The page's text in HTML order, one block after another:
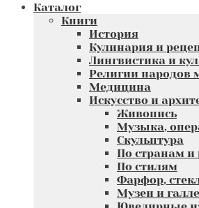
Каталог
Книги
История
Кулинария и
Лингвистика и
Религии народов
Медицина
Искусство и
Живопись
Музыка,
Скульптура
По странам и
По стилям
Фарфор,
Музеи и